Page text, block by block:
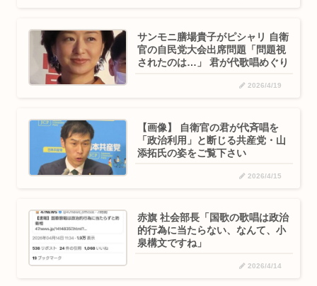
サンモニ膳場貴子がピシャリ 自衛
官の自民党大会出席問題「問題視
されたのは…」 君が代歌唱めぐり
2026/4/19
【画像】 自衛官の君が代斉唱を
「政治利用」と断じる共産党・山
添拓氏の姿をご覧下さい
2026/4/15
赤旗 社会部長「国歌の歌唱は政治
的行為に当たらない、なんて、小
泉構文ですね」
2026/4/14